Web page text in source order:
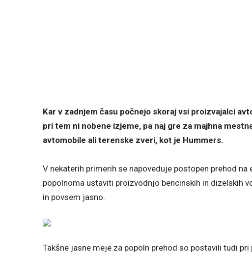
Kar v zadnjem času počnejo skoraj vsi proizvajalci
pri tem ni nobene izjeme, pa naj gre za majhna
avtomobile ali terenske zveri, kot je Hummers.
V nekaterih primerih se napoveduje postopen prehod
popolnoma ustaviti proizvodnjo bencinskih in dizelskih
in povsem jasno.
Takšne jasne meje za popoln prehod so postavili tudi